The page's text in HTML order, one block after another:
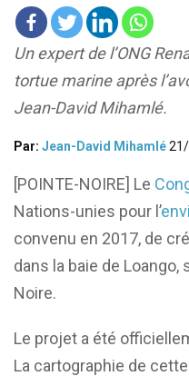
Un expert de l’ONG
tortue marine après
Jean-David Mihamlé.
Par: Jean-David Mihamlé
[POINTE-NOIRE] Le
Nations-unies pour l’
convenu en 2017, de
dans la baie de Loango,
Noire.
Le projet a été
La cartographie de